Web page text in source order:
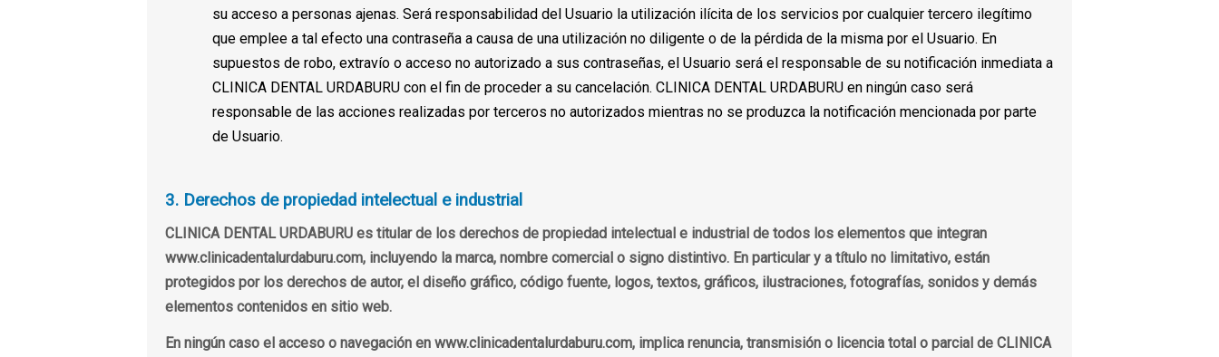
su acceso a personas ajenas. Será responsabilidad del Usuario la utilización ilícita de los servicios por cualquier tercero ilegítimo
que emplee a tal efecto una contraseña a causa de una utilización no diligente o de la pérdida de la misma por el Usuario. En
supuestos de robo, extravío o acceso no autorizado a sus contraseñas, el Usuario será el responsable de su notificación inmediata a
CLINICA DENTAL URDABURU con el fin de proceder a su cancelación. CLINICA DENTAL URDABURU en ningún caso será
responsable de las acciones realizadas por terceros no autorizados mientras no se produzca la notificación mencionada por parte
de Usuario.
3. Derechos de propiedad intelectual e industrial
CLINICA DENTAL URDABURU es titular de los derechos de propiedad intelectual e industrial de todos los elementos que integran
www.clinicadentalurdaburu.com, incluyendo la marca, nombre comercial o signo distintivo. En particular y a título no limitativo, están
protegidos por los derechos de autor, el diseño gráfico, código fuente, logos, textos, gráficos, ilustraciones, fotografías, sonidos y demás
elementos contenidos en sitio web.
En ningún caso el acceso o navegación en www.clinicadentalurdaburu.com, implica renuncia, transmisión o licencia total o parcial de CLINICA